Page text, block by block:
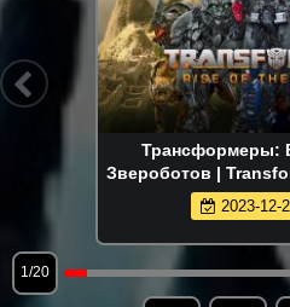
Трансформеры:
Звероботов |
Beasts
2023-12-
1/20